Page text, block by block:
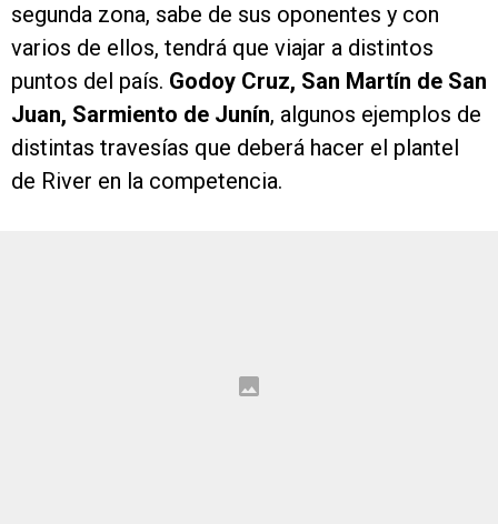
segunda zona, sabe de sus oponentes y con
varios de ellos, tendrá que viajar a distintos
puntos del país. Godoy Cruz, San Martín de San
Juan, Sarmiento de Junín, algunos ejemplos de
distintas travesías que deberá hacer el plantel
de River en la competencia.